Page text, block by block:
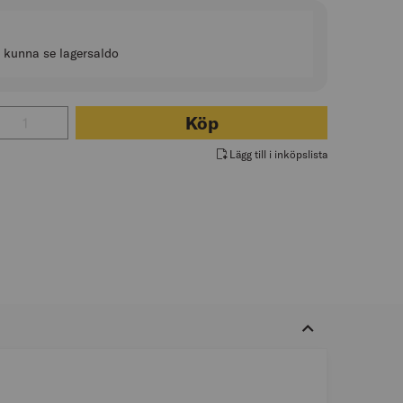
se lagersaldo
för BLODSTOPPARE MINI 4-IN-1 1911 CEDERROTH
Köp
Lägg till i inköpslista